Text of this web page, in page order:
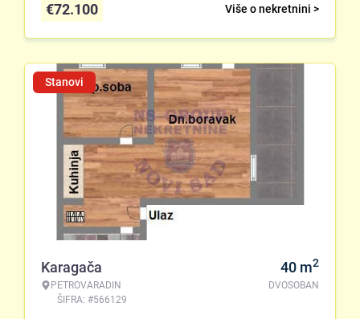
Više o nekretnini >
€72.100
Stanovi
Karagača
PETROVARADIN
ŠIFRA: #566129
40 m2
DVOSOBAN